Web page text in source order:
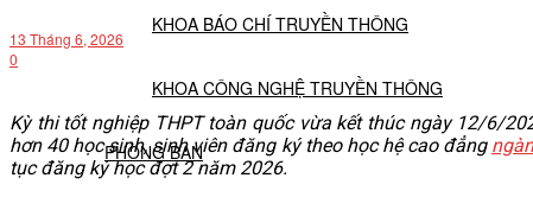
KHOA BÁO CHÍ TRUYỀN THÔNG
KHOA CÔNG NGHỆ TRUYỀN THÔNG
PHÒNG BAN
13 Tháng 6, 2026
0
Kỳ thi tốt nghiệp THPT toàn quốc vừa kết thúc ngày 12/6/
hơn 40 học sinh, sinh viên đăng ký theo học hệ cao đẳng
tục đăng ký học đợt 2 năm 2026.